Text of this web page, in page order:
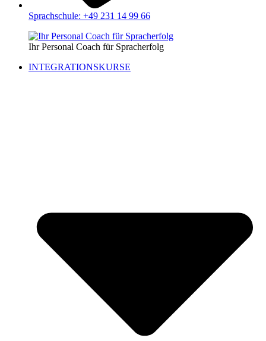
Sprachschule: +49 231 14 99 66
Ihr Personal Coach für Spracherfolg
INTEGRATIONSKURSE